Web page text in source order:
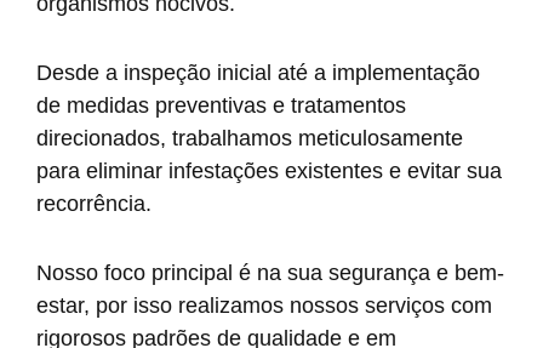
Desde a inspeção inicial até a implementação
de medidas preventivas e tratamentos
direcionados, trabalhamos meticulosamente
para eliminar infestações existentes e evitar sua
recorrência.
Nosso foco principal é na sua segurança e bem-
estar, por isso realizamos nossos serviços com
rigorosos padrões de qualidade e em